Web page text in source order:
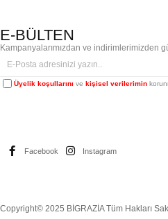
E-BÜLTEN
Kampanyalarımızdan ve indirimlerimizden
Üyelik koşullarını ve kişisel verilerimin
Facebook Instagram
Copyright© 2025 BİGRAZİA Tüm Hakları